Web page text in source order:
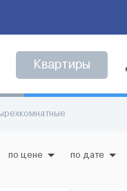
Квартиры
по цене по дате